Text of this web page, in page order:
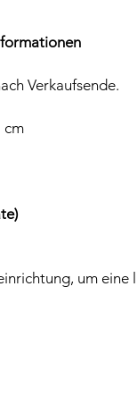
Verkaufsende.
cm
um eine